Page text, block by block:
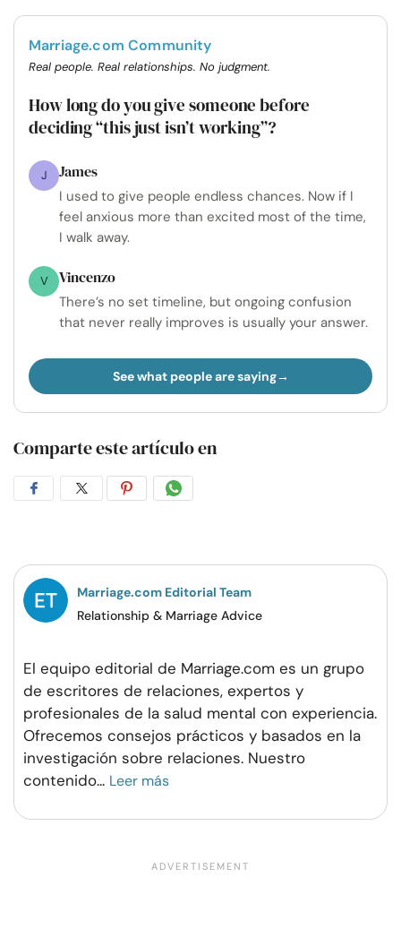
Marriage.com Community
Real people. Real relationships. No judgment.
How long do you give someone before
deciding “this just isn’t working”?
J James
I used to give people endless chances. Now if I
feel anxious more than excited most of the time,
I walk away.
V Vincenzo
There’s no set timeline, but ongoing confusion
that never really improves is usually your answer.
See what people are saying
Comparte este artículo en
CompartirCompartirCompartirCompartir
Marriage.com Editorial Team
Relationship & Marriage Advice
El equipo editorial de Marriage.com es un grupo
de escritores de relaciones, expertos y
profesionales de la salud mental con experiencia.
Ofrecemos consejos prácticos y basados en la
investigación sobre relaciones. Nuestro
contenido... Leer más